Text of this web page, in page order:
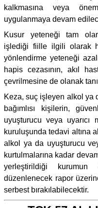
kalkmasına veya
uygulanmaya devam
Kusur yeteneği tam
işlediği fiille ilgili olarak
yönlendirme yeteneği
hapis cezasının, akıl
çevrilmesine de olanak
Keza, suç işleyen alkol ya
bağımlısı kişilerin,
uyuşturucu veya uyarıcı
kuruluşunda tedavi altına
alkol ya da uyuşturucu
kurtulmalarına kadar
yerleştirildiği
düzenlenecek rapor
serbest bırakılabilecektir.